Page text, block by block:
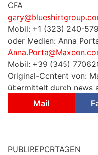
CFA
Mobil: +1 (323) 240-
oder Medien: Anna
Mobil: +39 (345)
Original-Content von:
übermittelt durch news
Mail
PUBLIREPORTAGEN